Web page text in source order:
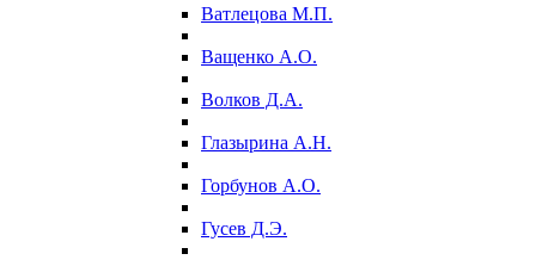
Ватлецова М.П.
Ващенко А.О.
Волков Д.А.
Глазырина А.Н.
Горбунов А.О.
Гусев Д.Э.